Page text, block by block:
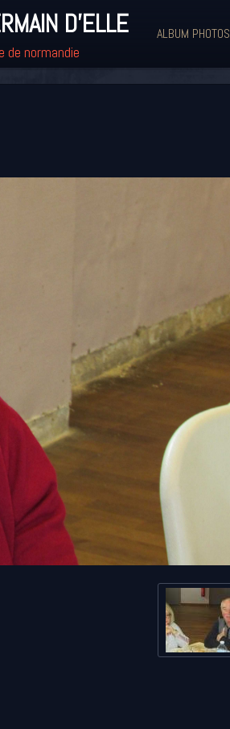
D'ELLE
de normandie
ALBUM PHOTOS